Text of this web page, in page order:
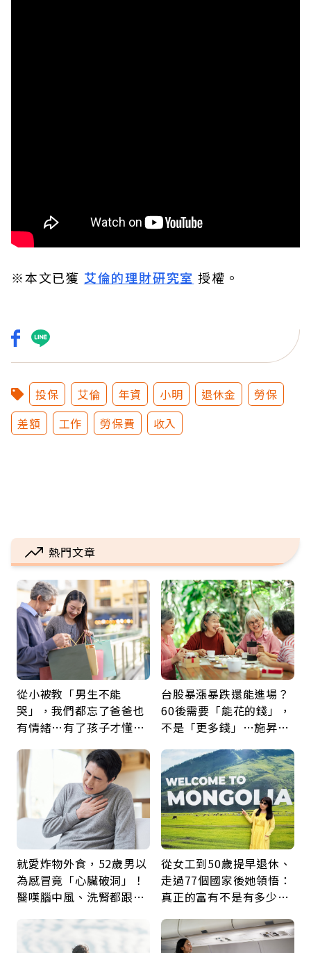
※本文已獲 艾倫的理財研究室 授權。
投保 艾倫 年資 小明 退休金
勞保
差額
工作 勞保費 收入
熱門文章
從小被教「男生不能
哭」，我們都忘了爸爸也
有情緒…有了孩子才懂：
久違的關心
台股暴漲暴跌還能進場？
60後需要「能花的錢」，
不是「更多錢」…施昇
票
就愛炸物外食，52歲男以
為感冒竟「心臟破洞」！
醫嘆腦中風、洗腎都跟它
救
從女工到50歲提早退休、
走過77個國家後她領悟：
真正的富有不是有多少
自由